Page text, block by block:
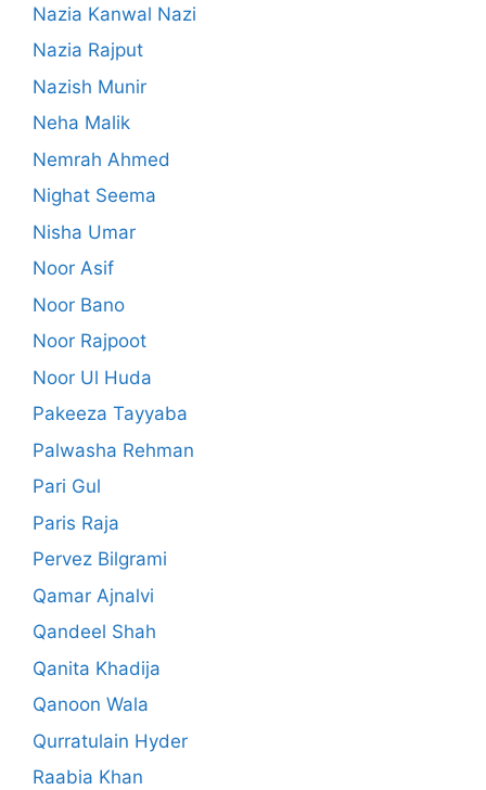
Nazia Kanwal Nazi
Nazia Rajput
Nazish Munir
Neha Malik
Nemrah Ahmed
Nighat Seema
Nisha Umar
Noor Asif
Noor Bano
Noor Rajpoot
Noor Ul Huda
Pakeeza Tayyaba
Palwasha Rehman
Pari Gul
Paris Raja
Pervez Bilgrami
Qamar Ajnalvi
Qandeel Shah
Qanita Khadija
Qanoon Wala
Qurratulain Hyder
Raabia Khan